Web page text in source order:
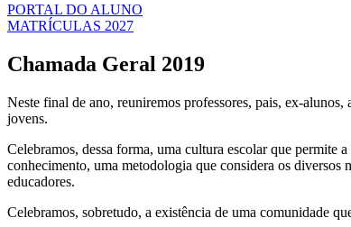
PORTAL DO ALUNO
MATRÍCULAS 2027
Chamada Geral 2019
Neste final de ano, reuniremos professores, pais, ex-
jovens.
Celebramos, dessa forma, uma cultura escolar que permite
conhecimento, uma metodologia que considera os diversos
educadores.
Celebramos, sobretudo, a existência de uma comunidade